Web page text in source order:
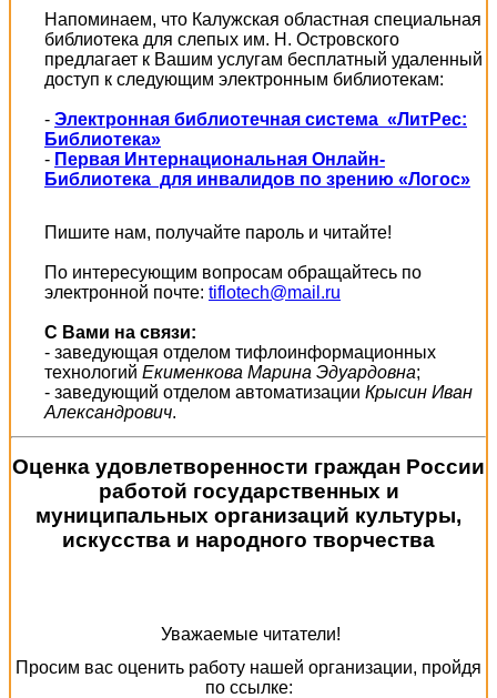
Напоминаем, что Калужская областная специальная
библиотека для слепых им. Н. Островского
предлагает к Вашим услугам бесплатный удаленный
доступ к следующим электронным библиотекам:
- Электронная библиотечная система «ЛитРес:
Библиотека»
- Первая Интернациональная Онлайн-
Библиотека для инвалидов по зрению «Логос»
Пишите нам, получайте пароль и читайте!
По интересующим вопросам обращайтесь по
электронной почте: tiflotech@mail.ru
С Вами на связи:
- заведующая отделом тифлоинформационных
технологий Екименкова Марина Эдуардовна;
- заведующий отделом автоматизации Крысин Иван
Александрович.
Оценка удовлетворенности граждан России
работой государственных и
муниципальных организаций культуры,
искусства и народного творчества
Уважаемые читатели!
Просим вас оценить работу нашей организации, пройдя
по ссылке: